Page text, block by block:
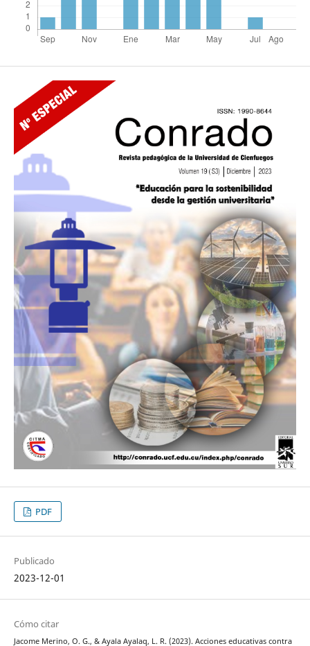
PDF
Publicado
2023-12-01
Cómo citar
Jacome Merino, O. G., & Ayala Ayalaq, L. R. (2023). Acciones educativas contra